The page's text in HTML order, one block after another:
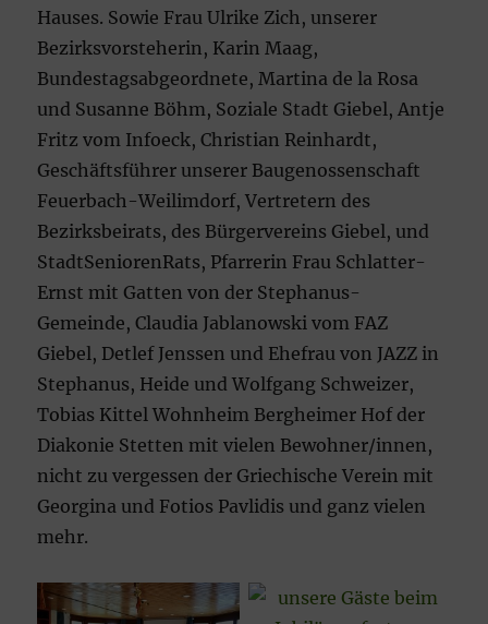
Hauses. Sowie Frau Ulrike Zich, unserer
Bezirksvorsteherin, Karin Maag,
Bundestagsabgeordnete, Martina de la Rosa
und Susanne Böhm, Soziale Stadt Giebel, Antje
Fritz vom Infoeck, Christian Reinhardt,
Geschäftsführer unserer Baugenossenschaft
Feuerbach-Weilimdorf, Vertretern des
Bezirksbeirats, des Bürgervereins Giebel, und
StadtSeniorenRats, Pfarrerin Frau Schlatter-
Ernst mit Gatten von der Stephanus-
Gemeinde, Claudia Jablanowski vom FAZ
Giebel, Detlef Jenssen und Ehefrau von JAZZ in
Stephanus, Heide und Wolfgang Schweizer,
Tobias Kittel Wohnheim Bergheimer Hof der
Diakonie Stetten mit vielen Bewohner/innen,
nicht zu vergessen der Griechische Verein mit
Georgina und Fotios Pavlidis und ganz vielen
mehr.